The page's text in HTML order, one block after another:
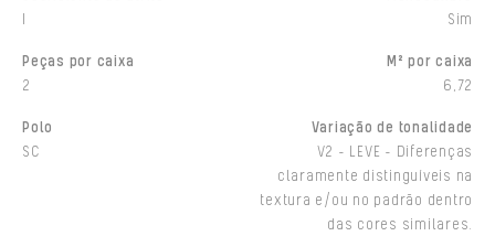
Sim
Peças por caixa
2
M² por caixa
6,72
Polo
SC
Variação de tonalidade
V2 - LEVE - Diferenças
claramente distinguíveis na
textura e/ou no padrão dentro
das cores similares.